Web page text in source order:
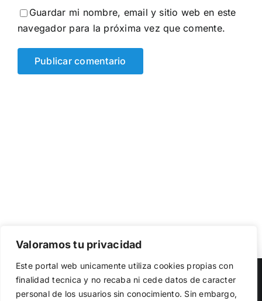
Valoramos tu privacidad
Este portal web unicamente utiliza cookies propias con
finalidad tecnica y no recaba ni cede datos de caracter
personal de los usuarios sin conocimiento. Sin embargo,
Guardar mi nombre, email y sitio web en este
navegador para la próxima vez que comente.
Copyright 2023 | Democracia Nacional | All Rights Reserved
Facebook
TwitterInstagram
el funcionamiento de la web, medir su uso y mejorar
nuestros servicios. Puede aceptar todas las cookies,
rechazar las no necesarias o configurar sus preferencias.